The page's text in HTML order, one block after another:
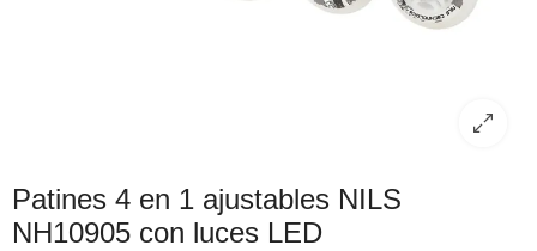
Patines 4 en 1 ajustables NILS
NH10905 con luces LED